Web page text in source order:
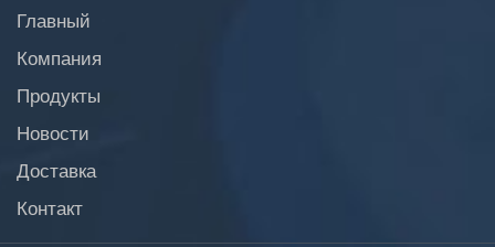
Главный
Компания
Продукты
Новости
Доставка
Контакт